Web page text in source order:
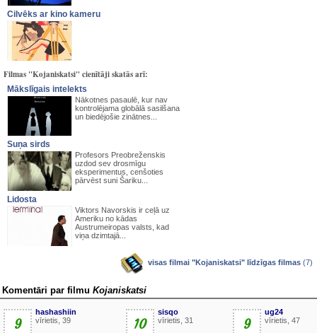
Cilvēks ar kino kameru
Filmas "Kojaniskatsi" cienītāji skatās arī:
Mākslīgais intelekts
Nākotnes pasaulē, kur nav
kontrolējama globālā sasilšana
un biedējošie zinātnes...
Suņa sirds
Profesors Preobreženskis
uzdod sev drosmīgu
eksperimentus, cenšoties
pārvēst suni Šariku...
Lidosta
Viktors Navorskis ir ceļā uz
Ameriku no kādas
Austrumeiropas valsts, kad
viņa dzimtajā...
visas filmai "Kojaniskatsi" līdzīgas filmas (7)
Komentāri par filmu Kojaniskatsi
9
hashashiin
vīrietis, 39
10
sisqo
vīrietis, 31
9
ug24
vīrietis, 47